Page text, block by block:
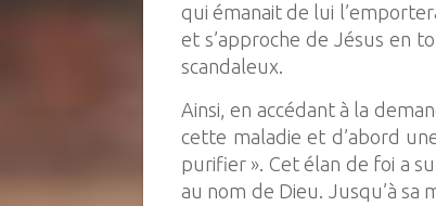
qui émanait de lui
et s’approche de Jésus en
scandaleux.
Ainsi, en accédant à la
cette maladie et d’abord
purifier ». Cet élan de foi a
au nom de Dieu. Jusqu’à